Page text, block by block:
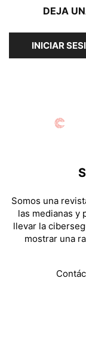
DEJA
INICIAR
Somos una
las medianas y
llevar la
mostrar una